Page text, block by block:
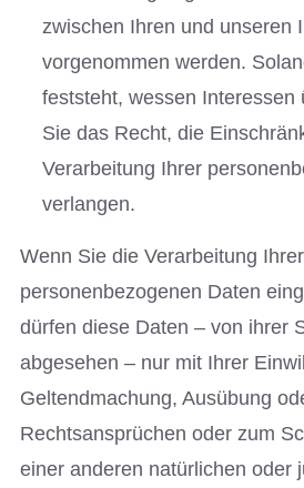
zwischen Ihren und unseren
vorgenommen werden.
feststeht, wessen Interessen
Sie das Recht, die
Verarbeitung Ihrer
verlangen.
Wenn Sie die Verarbeitung Ihrer
personenbezogenen Daten
dürfen diese Daten – von ihrer
abgesehen – nur mit Ihrer
Geltendmachung, Ausübung
Rechtsansprüchen oder zum
einer anderen natürlichen oder